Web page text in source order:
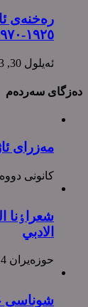
رەخنەی
١٩٢٥-١٩٧٠
ئه‌یلول 30, 2023
دەزگای سەردەم
مەزرای
كانونی دووه‌م 6,
شعراٶنا
الادبي
حوزه‌یران 14, 2021
شوناسی